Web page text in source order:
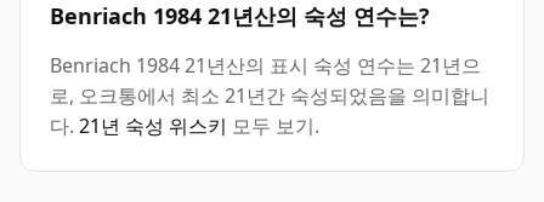
Benriach 1984 21년산의 숙성 연수는?
Benriach 1984 21년산의 표시 숙성 연수는 21년으
로, 오크통에서 최소 21년간 숙성되었음을 의미합니
다. 21년 숙성 위스키 모두 보기.